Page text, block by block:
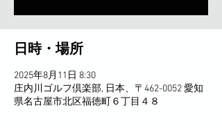
日時・場所
2025年8月11日 8:30
庄内川ゴルフ倶楽部, 日本、〒462-0052 愛知
県名古屋市北区福徳町６丁目４８